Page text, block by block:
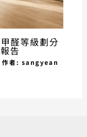
醛等級劃分
告
者: sangyean